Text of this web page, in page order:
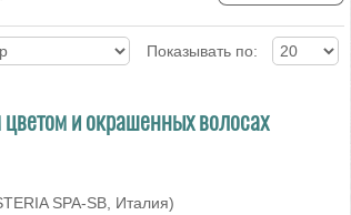
Показывать по:
и окрашенных волосах
SPA-SB, Италия)